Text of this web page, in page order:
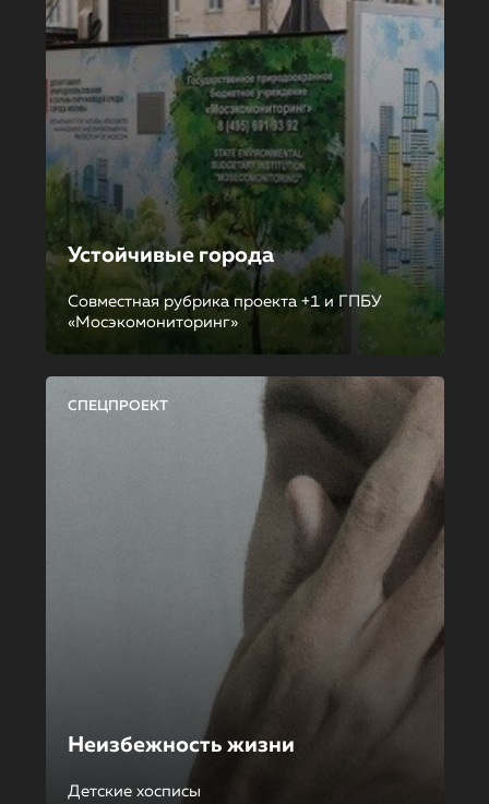
Устойчивые города
Совместная рубрика проекта +1 и ГПБУ
«Мосэкомониторинг»
СПЕЦПРОЕКТ
Неизбежность жизни
Детские хосписы